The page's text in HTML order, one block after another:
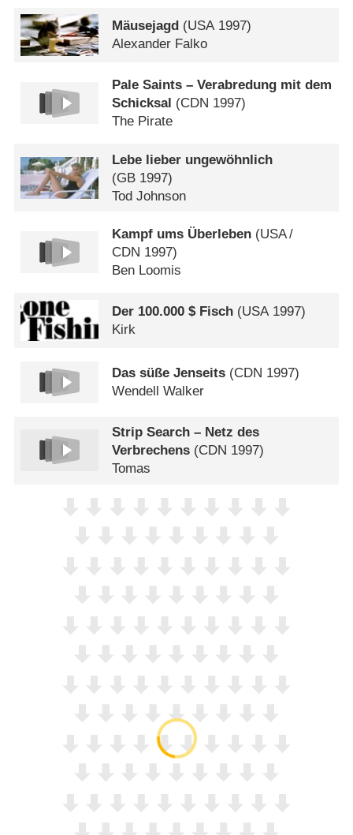
Mäusejagd (USA1997)
Alexander Falko
Pale Saints – Verabredung mit dem
Schicksal (CDN 1997)
The Pirate
Lebe lieber ungewöhnlich
(GB 1997)
Tod Johnson
Kampf ums Überleben (USA/
CDN 1997)
Ben Loomis
Der 100.000 $ Fisch (USA1997)
Kirk
Das süße Jenseits (CDN 1997)
Wendell Walker
Strip Search – Netz des
Verbrechens (CDN 1997)
Tomas